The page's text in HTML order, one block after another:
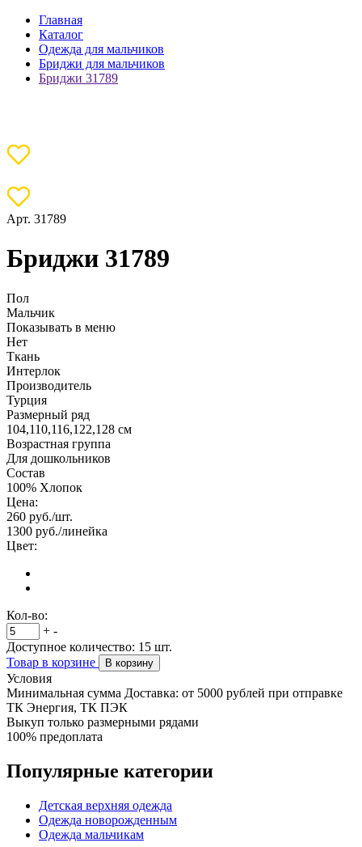
Главная
Каталог
Одежда для мальчиков
Бриджи для мальчиков
Бриджи 31789
Арт. 31789
Бриджи 31789
Пол
Мальчик
Показывать в меню
Нет
Ткань
Интерлок
Производитель
Турция
Размерный ряд
104,110,116,122,128 см
Возрастная группа
Для дошкольников
Состав
100% Хлопок
Цена:
260 руб./шт.
1300 руб./линейка
Цвет:
Кол-во:
+ -
Доступное количество: 15 шт.
Товар в корзине
В корзину
Условия
Минимальная сумма Доставка: от 5000 рублей при отправке
ТК Энергия, ТК ПЭК
Выкуп только размерными рядами
100% предоплата
Популярные категории
Детская верхняя одежда
Одежда новорожденным
Одежда мальчикам